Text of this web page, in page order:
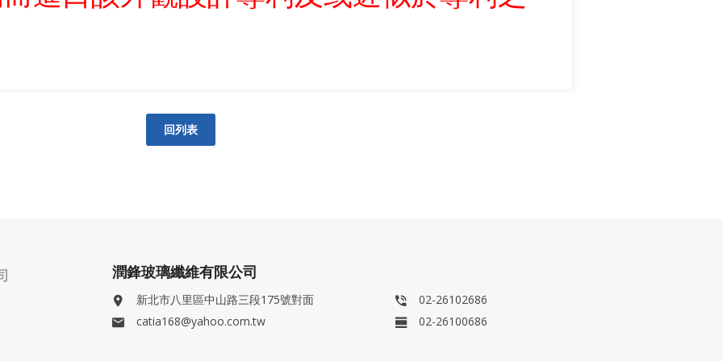
回列表
潤鋒玻璃纖維有限公司
新北市八里區中山路三段175號對面
catia168@yahoo.com.tw
02-26102686
02-26100686